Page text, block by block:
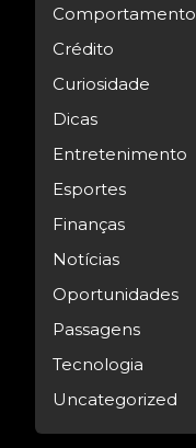
Comportamento
Crédito
Curiosidade
Dicas
Entretenimento
Esportes
Finanças
Notícias
Oportunidades
Passagens
Tecnologia
Uncategorized